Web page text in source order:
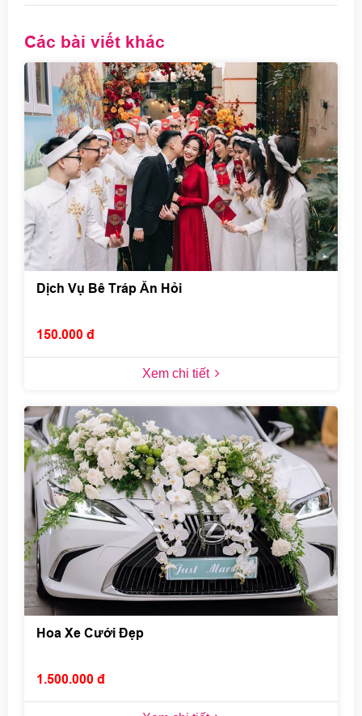
Các bài viết khác
Dịch Vụ Bê Tráp Ăn Hỏi
150.000 đ
Xem chi tiết
Hoa Xe Cưới Đẹp
1.500.000 đ